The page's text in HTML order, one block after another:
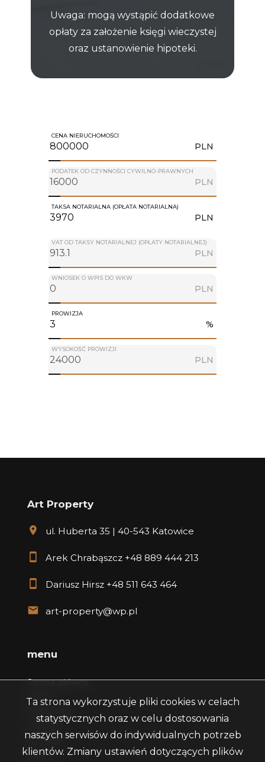
Uwaga: mogą wystąpić dodatkowe
opłaty za założenie księgi wieczystej
oraz ustanowienie hipoteki.
CENA NIERUCHOMOŚCI
PLN
PODATEK OD CZYNNOŚCI CYWILNO-PRAWNYCH
PLN
TAKSA NOTARIALNA (OPŁATA NOTARIALNA)
PLN
VAT OD TAKSY NOTARIALNEJ (OPŁATY NOTARIALNEJ)
PLN
WNIOSEK O WPIS DO WKW
PLN
PROWIZJA
%
WYSOKOŚĆ PROWIZJI
PLN
Art Property
ul. Huberta 35 | 40-543 Katowice
Arek Chrabąszcz +48 889 444 213
Dariusz Hirsz +48 511 643 464
art-property@wp.pl
menu
Strona główna
Oferty
O firmie
Kontakt
Rodo
Ta strona wykorzystuje pliki cookies w celach
statystycznych oraz w celu dostosowania
naszych serwisów do indywidualnych potrzeb
klientów. Zmiany ustawień dotyczących plików